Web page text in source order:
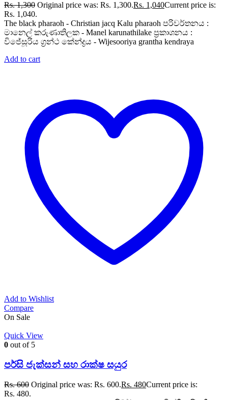
Rs.1,300 Original price was: Rs. 1,300.Rs. 1,040Current price is:
Rs. 1,040.
The black pharaoh - Christian jacq Kalu pharaoh පරිවර්තනය :
මානෙල් කරුණාතිලක - Manel karunathilake ප්‍රකාශනය :
විජේසූරිය ග්‍රන්ථ කේන්ද්‍රය - Wijesooriya grantha kendraya
Add to cart
Add to Wishlist
Compare
On Sale
Quick View
0 out of 5
පර්සි ජැක්සන් සහ රාක්ෂ සයුර
Rs.600 Original price was: Rs. 600.Rs. 480Current price is:
Rs. 480.